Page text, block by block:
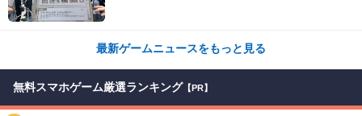
最新ゲームニュースをもっと見る
無料スマホゲーム厳選ランキング 【PR】